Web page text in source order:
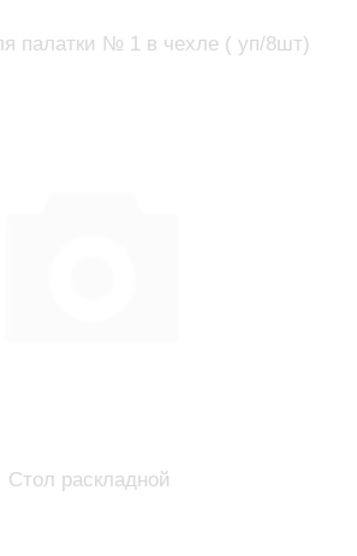
палатки № 1 в чехле ( уп/8шт)
Стол раскладной